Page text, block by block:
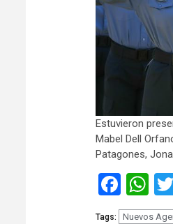
Estuvieron
Mabel Dell
Patagones,
Tags: Nuevos